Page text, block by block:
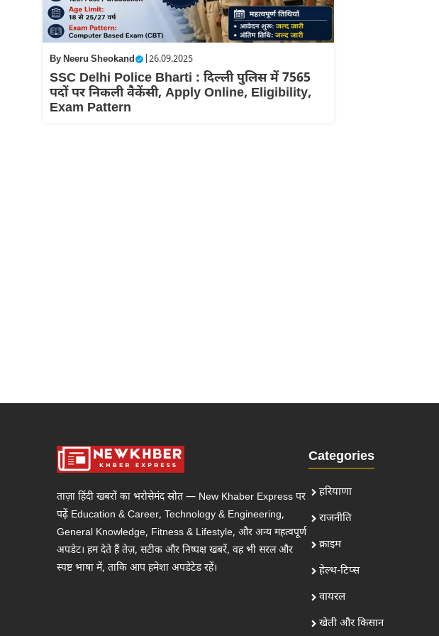
ByNeeru Sheokand | 26.09.2025
SSC Delhi Police Bharti : दिल्ली पुलिस में 7565
पदों पर निकली वैकेंसी, Apply Online, Eligibility,
Exam Pattern
ताज़ा हिंदी खबरों का भरोसेमंद स्रोत — New Khaber Express पर
पढ़ें Education & Career, Technology & Engineering,
General Knowledge, Fitness & Lifestyle, और अन्य महत्वपूर्ण
अपडेट। हम देते हैं तेज़, सटीक और निष्पक्ष खबरें, वह भी सरल और
स्पष्ट भाषा में, ताकि आप हमेशा अपडेटेड रहें।
Categories
हरियाणा
राजनीति
क्राइम
हेल्थ-टिप्स
वायरल
खेती और किसान